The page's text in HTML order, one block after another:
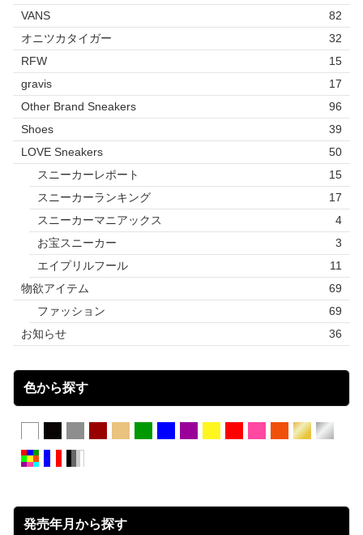
VANS
82
オニツカタイガー
32
RFW
15
gravis
17
Other Brand Sneakers
96
Shoes
39
LOVE Sneakers
50
スニーカーレポート
15
スニーカーランキング
17
スニーカーマニアックス
4
お宝スニーカー
3
エイプリルフール
11
物欲アイテム
69
ファッション
69
お知らせ
36
色から探す
発売年月から探す